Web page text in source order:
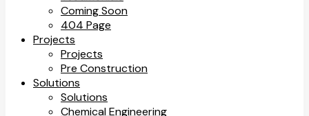
Coming Soon
404 Page
Projects
Projects
Pre Construction
Solutions
Solutions
Chemical Engineering